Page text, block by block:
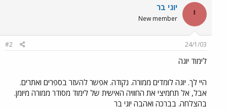
י יוגי בר
New member
24/1/03
#2
לימוד יוגה
היי לך. יוגה לומדים ממורה. נקודה. אפשר להעזר בספרים ואתרים.
אבל, אל תחמיצי את החוויה האישית של לימוד מסודר ממורה מיומן.
בהצלחה. בברכה ואהבה יוגי בר